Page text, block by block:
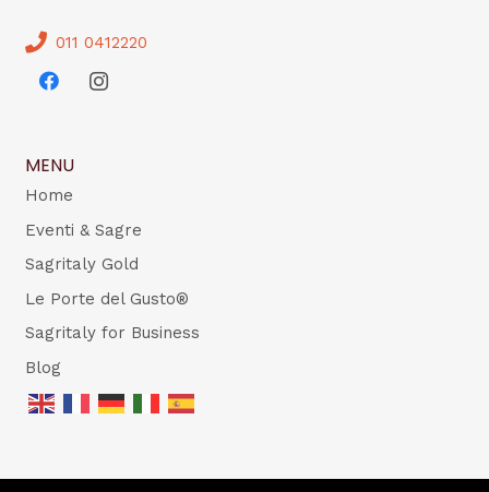
011 0412220
MENU
Home
Eventi & Sagre
Sagritaly Gold
Le Porte del Gusto®
Sagritaly for Business
Blog